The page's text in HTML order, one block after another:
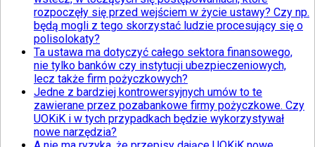
rozpoczęły się przed wejściem w życie ustawy? Czy np.
będą mogli z tego skorzystać ludzie procesujący się o
polisolokaty?
Ta ustawa ma dotyczyć całego sektora finansowego,
nie tylko banków czy instytucji ubezpieczeniowych,
lecz także firm pożyczkowych?
Jedne z bardziej kontrowersyjnych umów to te
zawierane przez pozabankowe firmy pożyczkowe. Czy
UOKiK i w tych przypadkach będzie wykorzystywał
nowe narzędzia?